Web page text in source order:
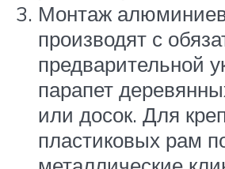
Монтаж
производят с
предварительной
парапет
или досок. Для
пластиковых рам